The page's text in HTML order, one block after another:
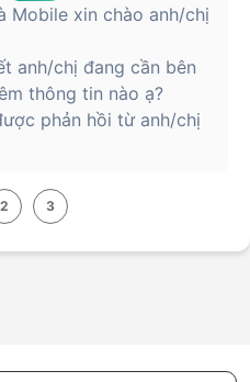
Mobile xin chào anh/chị
anh/chị đang cần bên
thông tin nào ạ?
phản hồi từ anh/chị
2 3